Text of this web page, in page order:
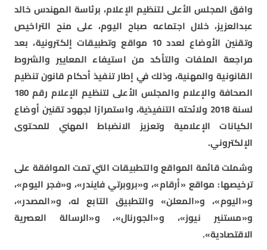
وافق المجلس الأعلى لتنظيم الإعلام، برئاسة المهندس خالد
عبدالعزيز، خلال اجتماعه صباح اليوم، على منح التراخيص
وتقنين الأوضاع لعدد 10 مواقع وتطبيقات إلكترونية، بعد
مراجعة الملفات والتأكد من استيفاء المعايير والشروط
القانونية والمهنية، وذلك في إطار تنفيذ أحكام قانون تنظيم
الصحافة والإعلام والمجلس الأعلى لتنظيم الإعلام رقم 180
لسنة 2018 ولائحته التنفيذية، واستمرارًا لجهود تقنين أوضاع
الكيانات الإعلامية وتعزيز الانضباط المهني للمحتوى
الإلكتروني.
وشملت قائمة المواقع والتطبيقات التي تمت الموافقة على
ترخيصها: مواقع «أرقام»، و«بروبرتي فايندر»، و«فجر اليوم»،
و«اليوم»، و«المعلن» والتطبيق التابع له، و«المصدر»،
و«مستنير نيوز»، و«الجورنال»، و«الرسالة العصرية
الاقتصادية».